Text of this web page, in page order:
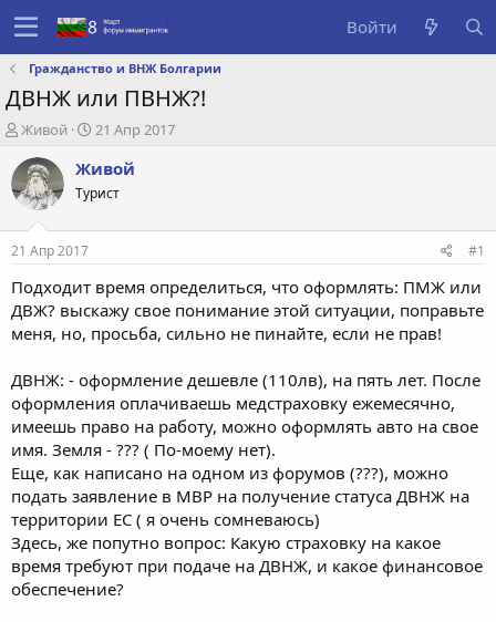
Войти
Гражданство и ВНЖ Болгарии
ДВНЖ или ПВНЖ?!
А
т
о
р
т
е
ы
Живой
Д
т
а
о
а
н
и
21 Апр 2017
Живой
Турист
21 Апр 2017 #1
Подходит время определиться, что оформлять: ПМЖ или
ДВЖ? выскажу свое понимание этой ситуации, поправьте
меня, но, просьба, сильно не пинайте, если не прав!
ДВНЖ: - оформление дешевле (110лв), на пять лет. После
оформления оплачиваешь медстраховку ежемесячно,
имеешь право на работу, можно оформлять авто на свое
имя. Земля - ??? ( По-моему нет).
Еще, как написано на одном из форумов (???), можно
подать заявление в МВР на получение статуса ДВНЖ на
территории ЕС ( я очень сомневаюсь)
Здесь, же попутно вопрос: Какую страховку на какое
время требуют при подаче на ДВНЖ, и какое финансовое
обеспечение?